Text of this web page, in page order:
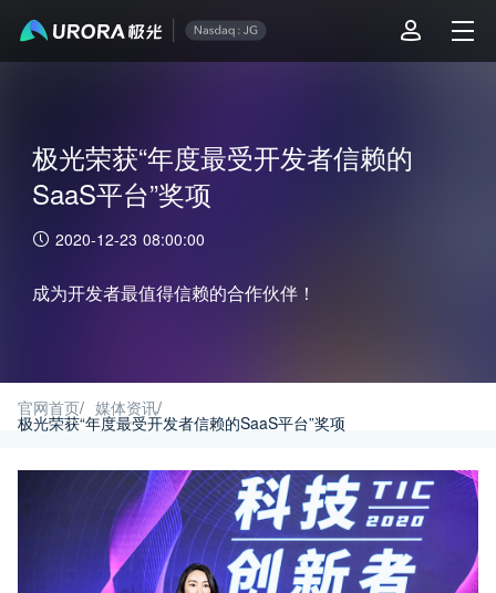
极光荣获“年度最受开发者信赖的
SaaS平台”奖项
2020-12-23 08:00:00
成为开发者最值得信赖的合作伙伴！
官网首页/ 媒体资讯/
极光荣获“年度最受开发者信赖的SaaS平台”奖项